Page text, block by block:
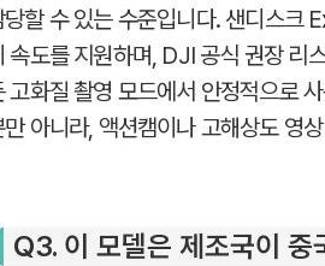
당할 수 있는 수준입니다. 샌디스
속도를 지원하며, DJI 공식 권장
고화질 촬영 모드에서 안정적으로
아니라, 액션캠이나 고해상도 영
Q3. 이 모델은 제조국이 중